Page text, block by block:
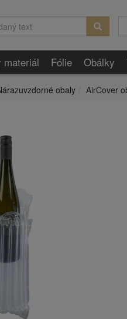
materiál Fólie Obálky
obaly AirCover